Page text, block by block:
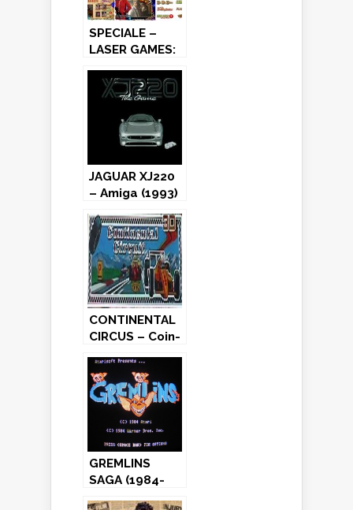
SPECIALE –
LASER GAMES:
tecnologia
degli anni ’80
JAGUAR XJ220
– Amiga (1993)
CONTINENTAL
CIRCUS – Coin-
GREMLINS
SAGA (1984-